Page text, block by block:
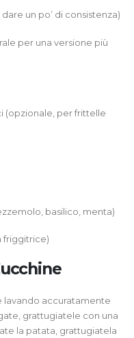
un po’ di consistenza)
per una versione più
(opzionale, per frittelle
basilico, menta)
friggitrice)
lavando accuratamente
grattugiatele con una
la patata, grattugiatela